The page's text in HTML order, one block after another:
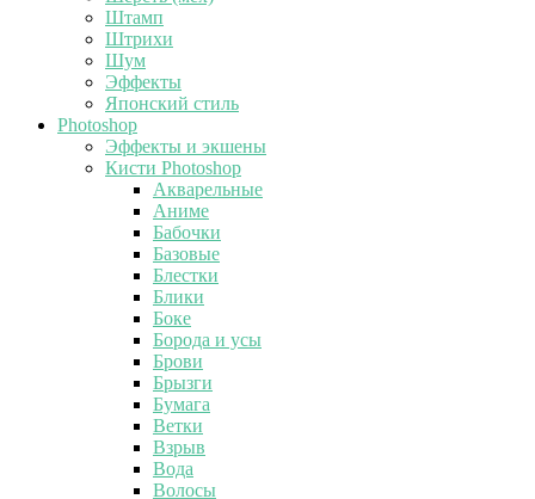
Штамп
Штрихи
Шум
Эффекты
Японский стиль
Photoshop
Эффекты и экшены
Кисти Photoshop
Акварельные
Аниме
Бабочки
Базовые
Блестки
Блики
Боке
Борода и усы
Брови
Брызги
Бумага
Ветки
Взрыв
Вода
Волосы